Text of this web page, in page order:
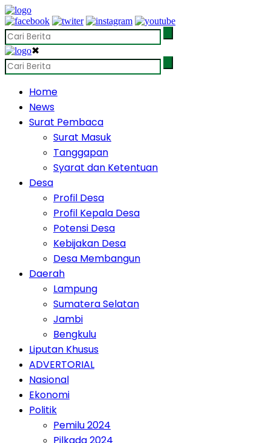
✖
Home
News
Surat Pembaca
Surat Masuk
Tanggapan
Syarat dan Ketentuan
Desa
Profil Desa
Profil Kepala Desa
Potensi Desa
Kebijakan Desa
Desa Membangun
Daerah
Lampung
Sumatera Selatan
Jambi
Bengkulu
Liputan Khusus
ADVERTORIAL
Nasional
Ekonomi
Politik
Pemilu 2024